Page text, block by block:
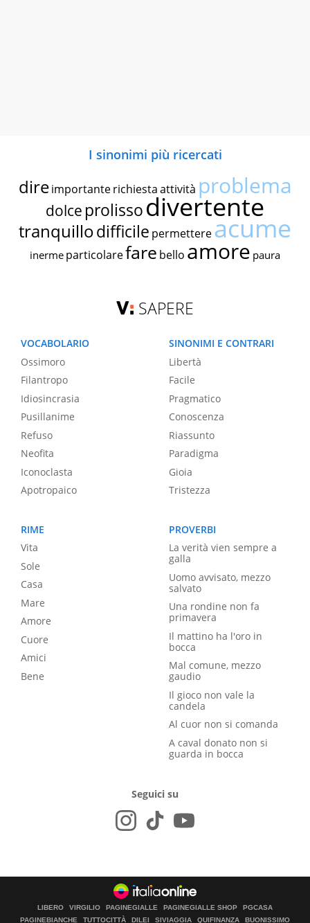
I sinonimi più ricercati
dire importante richiestaattività problema
dolce prolissodivertente
tranquillodifficile permettereacume
inerme particolarefare bello amore paura
SAPERE
VOCABOLARIO
Ossimoro
Filantropo
Idiosincrasia
Pusillanime
Refuso
Neofita
Iconoclasta
Apotropaico
SINONIMI E CONTRARI
Libertà
Facile
Pragmatico
Conoscenza
Riassunto
Paradigma
Gioia
Tristezza
RIME
Vita
Sole
Casa
Mare
Amore
Cuore
Amici
Bene
PROVERBI
La verità vien sempre a
galla
Uomo avvisato, mezzo
salvato
Una rondine non fa
primavera
Il mattino ha l'oro in
bocca
Mal comune, mezzo
gaudio
Il gioco non vale la
candela
Al cuor non si comanda
A caval donato non si
guarda in bocca
Seguici su
LIBERO VIRGILIO PAGINEGIALLE PAGINEGIALLE SHOP
PGCASA
PAGINEBIANCHE
TUTTOCITTÀ DILEI SIVIAGGIA QUIFINANZA BUONISSIMO